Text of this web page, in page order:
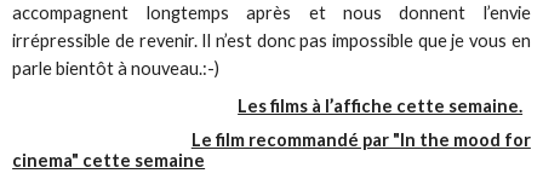
accompagnent longtemps après et nous donnent l’envie
irrépressible de revenir. Il n’est donc pas impossible que je vous en
parle bientôt à nouveau.:-)
Les films à l’affiche cette semaine.
Le film recommandé par "In the mood for
cinema" cette semaine